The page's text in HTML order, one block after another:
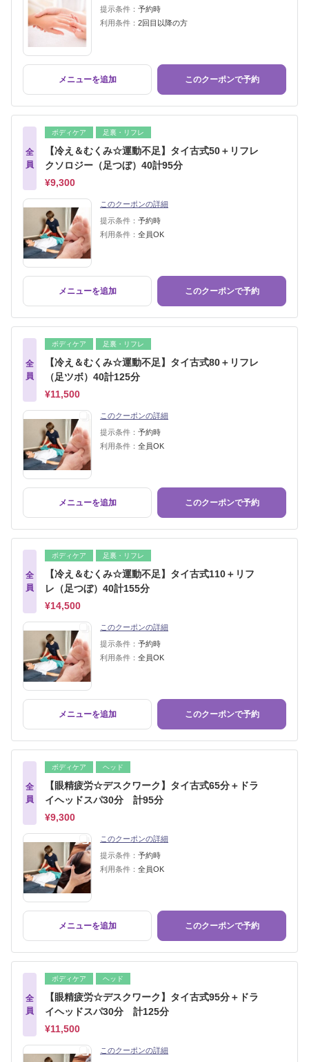
提示条件： 予約時
利用条件： 2回目以降の方
メニューを追加 このクーポンで予約
全
員
ボディケア 足裏・リフレ
【冷え＆むくみ☆運動不足】タイ古式50＋リフレ
クソロジー（足つぼ）40計95分
¥9,300
このクーポンの詳細
提示条件： 予約時
利用条件： 全員OK
メニューを追加 このクーポンで予約
全
員
ボディケア 足裏・リフレ
【冷え＆むくみ☆運動不足】タイ古式80＋リフレ
（足ツボ）40計125分
¥11,500
このクーポンの詳細
提示条件： 予約時
利用条件： 全員OK
メニューを追加 このクーポンで予約
全
員
ボディケア 足裏・リフレ
【冷え＆むくみ☆運動不足】タイ古式110＋リフ
レ（足つぼ）40計155分
¥14,500
このクーポンの詳細
提示条件： 予約時
利用条件： 全員OK
メニューを追加 このクーポンで予約
全
員
ボディケア ヘッド
【眼精疲労☆デスクワーク】タイ古式65分＋ドラ
イヘッドスパ30分 計95分
¥9,300
このクーポンの詳細
提示条件： 予約時
利用条件： 全員OK
メニューを追加 このクーポンで予約
全
員
ボディケア ヘッド
【眼精疲労☆デスクワーク】タイ古式95分＋ドラ
イヘッドスパ30分 計125分
¥11,500
このクーポンの詳細